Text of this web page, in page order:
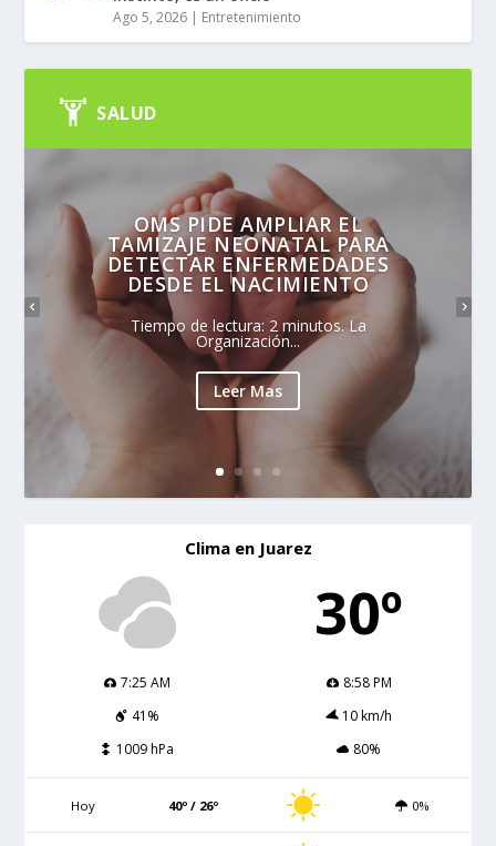
Ago 5, 2026 | Entretenimiento
SALUD
OMS PIDE AMPLIAR EL
TAMIZAJE NEONATAL PARA
DETECTAR ENFERMEDADES
DESDE EL NACIMIENTO
Tiempo de lectura: 2 minutos. La
Organización...
Leer Mas
Clima en Juarez
30º
7:25 AM
8:58 PM
41%
10 km/h
1009 hPa
80%
Hoy 40º / 26º 0%